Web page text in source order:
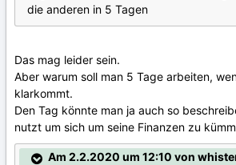
die anderen in 5 Tagen
Das mag leider sein.
Aber warum soll man 5 Tage arbeiten,
klarkommt.
Den Tag könnte man ja auch so
nutzt um sich um seine Finanzen zu
Am 2.2.2020 um 12:10 von